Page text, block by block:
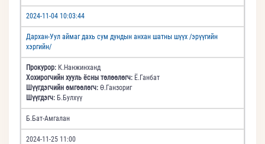
2024-11-04 10:03:44
Дархан-Уул аймаг дахь сум дундын анхан шатны шүүх /эрүүгийн
хэргийн/
Прокурор: К.Нанжинханд
Хохирогчийн хууль ёсны төлөөлөгч: Ё.Ганбат
Шүүгдэгчийн өмгөөлөгч: Ө.Ганзориг
Шүүгдэгч: Б.Булхүү
Б.Бат-Амгалан
2024-11-25 11:00